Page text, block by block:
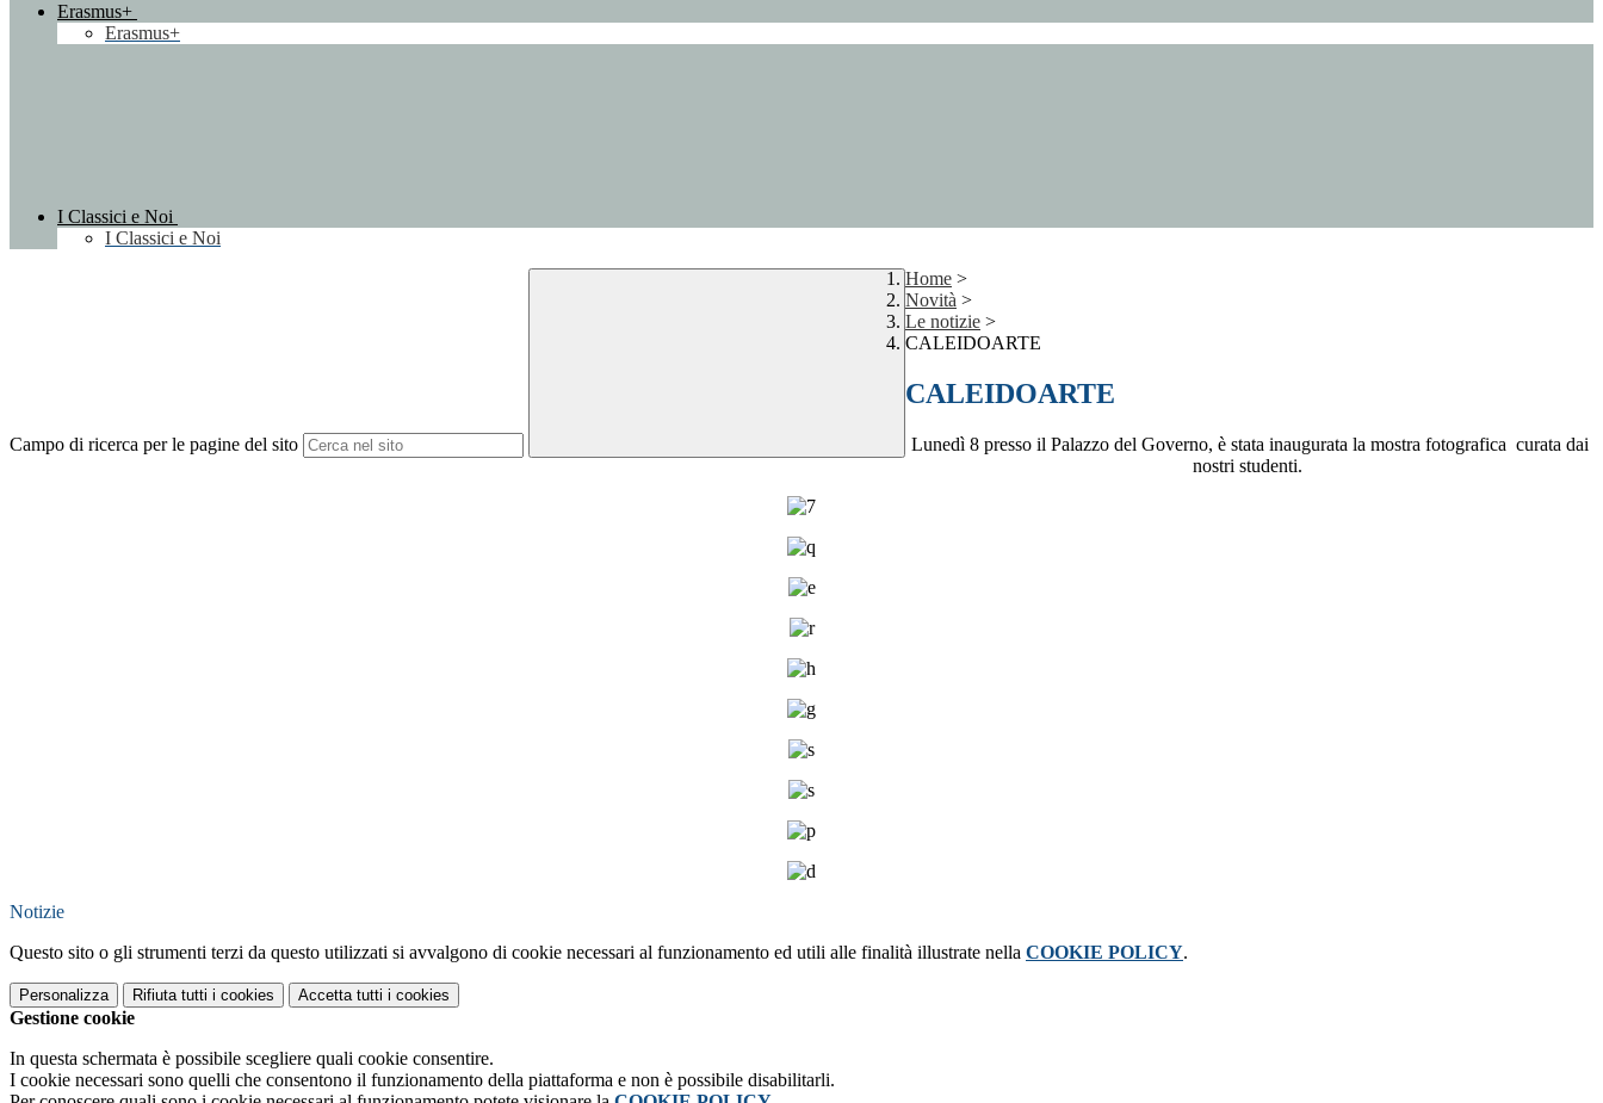
Erasmus+
Erasmus+
I Classici e Noi
I Classici e Noi
Campo di ricerca per le pagine del sito
Home >
Novità >
Le notizie >
CALEIDOARTE
CALEIDOARTE
Lunedì 8 presso il Palazzo del Governo, è stata inaugurata la mostra fotografica curata dai
nostri studenti.
Notizie
Questo sito o gli strumenti terzi da questo utilizzati si avvalgono di cookie necessari al funzionamento ed utili alle finalità illustrate nella COOKIE POLICY.
Personalizza Rifiuta tutti i cookies Accetta tutti i cookies
Gestione cookie
In questa schermata è possibile scegliere quali cookie consentire.
I cookie necessari sono quelli che consentono il funzionamento della piattaforma e non è possibile disabilitarli.